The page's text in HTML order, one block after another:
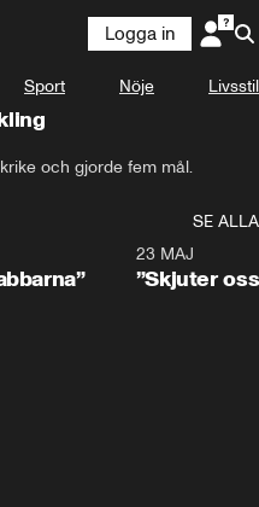
Logga in
Sport Nöje Livsstil
och gjorde fem mål.
SE ALLA
23 MAJ
”Skjuter